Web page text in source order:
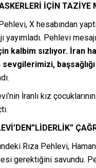
İÇİN TAZİYE
X hesabından
yayımladı. Pehlevi
kalbim sızlıyor. İran
sevgilerimizi,
İranlı kız
Rıza Pehlevi,
gerektiğini savundu.